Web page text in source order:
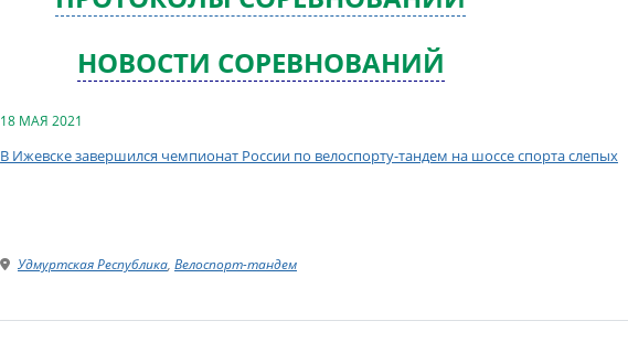
НОВОСТИ СОРЕВНОВАНИЙ
18 МАЯ 2021
В Ижевске завершился чемпионат России по велоспорту-тандем на шоссе спорта слепых
Удмуртская Республика, Велоспорт-тандем